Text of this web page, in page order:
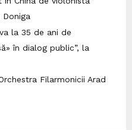
la 35 de ani de
în dialog public”, la
Filarmonicii Arad